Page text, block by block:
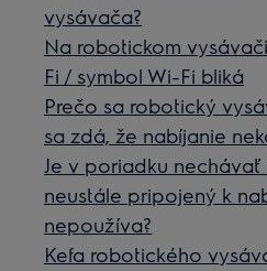
vysávača?
Na robotickom
Fi / symbol Wi-Fi bliká
Prečo sa robotický
sa zdá, že nabíjanie
Je v poriadku
neustále pripojený k
nepoužíva?
Kefa robotického